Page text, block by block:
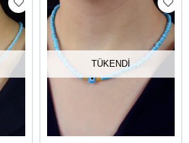
TÜKENDI